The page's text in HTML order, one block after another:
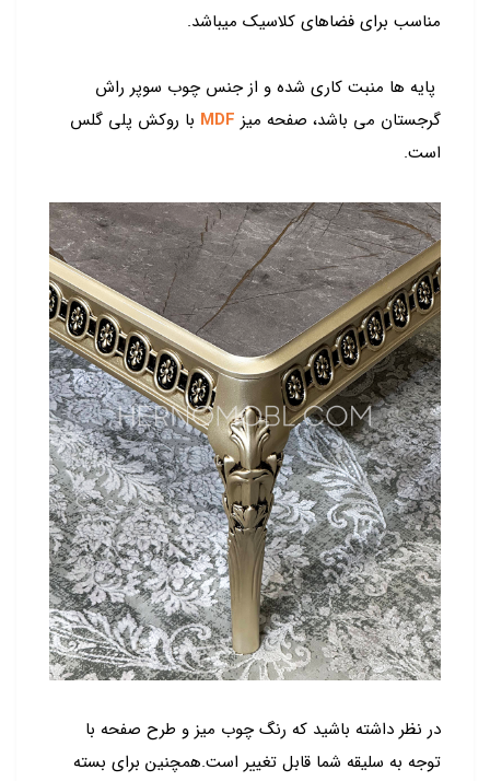
مناسب برای فضاهای کلاسیک میباشد.
پایه ها منبت کاری شده و از جنس چوب سوپر راش
گرجستان می باشد، صفحه میز MDF با روکش پلی گلس
است.
در نظر داشته باشید که رنگ چوب میز و طرح صفحه با
توجه به سلیقه شما قابل تغییر است.همچنین برای بسته